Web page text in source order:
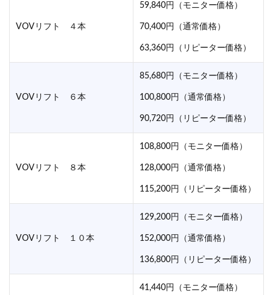
VOVリフト ４本
59,840円（モニター価格）
70,400円（通常価格）
63,360円（リピーター価格）
VOVリフト ６本
85,680円（モニター価格）
100,800円（通常価格）
90,720円（リピーター価格）
VOVリフト ８本
108,800円（モニター価格）
128,000円（通常価格）
115,200円（リピーター価格）
VOVリフト １０本
129,200円（モニター価格）
152,000円（通常価格）
136,800円（リピーター価格）
41,440円（モニター価格）